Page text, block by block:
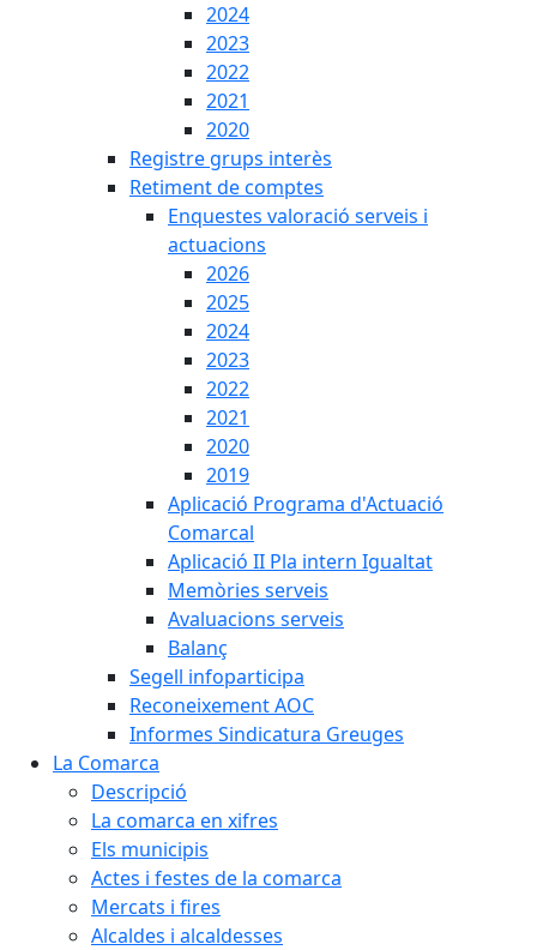
2024
2023
2022
2021
2020
Registre grups interès
Retiment de comptes
Enquestes valoració serveis i
actuacions
2026
2025
2024
2023
2022
2021
2020
2019
Aplicació Programa d'Actuació
Comarcal
Aplicació II Pla intern Igualtat
Memòries serveis
Avaluacions serveis
Balanç
Segell infoparticipa
Reconeixement AOC
Informes Sindicatura Greuges
La Comarca
Descripció
La comarca en xifres
Els municipis
Actes i festes de la comarca
Mercats i fires
Alcaldes i alcaldesses